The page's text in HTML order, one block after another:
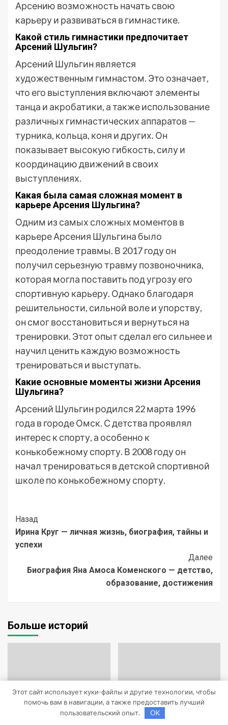
Арсению возможность начать свою
карьеру и развиваться в гимнастике.
Какой стиль гимнастики предпочитает
Арсений Шульгин?
Арсений Шульгин является
художественным гимнастом. Это означает,
что его выступления включают элементы
танца и акробатики, а также использование
различных гимнастических аппаратов —
турника, кольца, коня и других. Он
показывает высокую гибкость, силу и
координацию движений в своих
выступлениях.
Какая была самая сложная момент в
карьере Арсения Шульгина?
Одним из самых сложных моментов в
карьере Арсения Шульгина было
преодоление травмы. В 2017 году он
получил серьезную травму позвоночника,
которая могла поставить под угрозу его
спортивную карьеру. Однако благодаря
решительности, сильной воле и упорству,
он смог восстановиться и вернуться на
тренировки. Этот опыт сделал его сильнее и
научил ценить каждую возможность
тренироваться и выступать.
Какие основные моменты жизни Арсения
Шульгина?
Арсений Шульгин родился 22 марта 1996
года в городе Омск. С детства проявлял
интерес к спорту, а особенно к
конькобежному спорту. В 2008 году он
начал тренироваться в детской спортивной
школе по конькобежному спорту.
Post
Navigation
Назад
Ирина Круг — личная жизнь, биография, тайны и
успехи
Далее
Биография Яна Амоса Коменского — детство,
образование, достижения
Больше историй
Этот сайт использует куки-файлы и другие технологии, чтобы
помочь вам в навигации, а также предоставить лучший
пользовательский опыт.
OK